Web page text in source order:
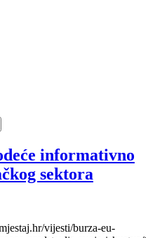
informativno
sektora
vijesti/burza-eu-